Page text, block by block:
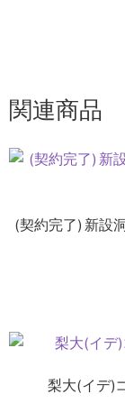
関連商品
(契約完了) 新設
梨大(イデ)